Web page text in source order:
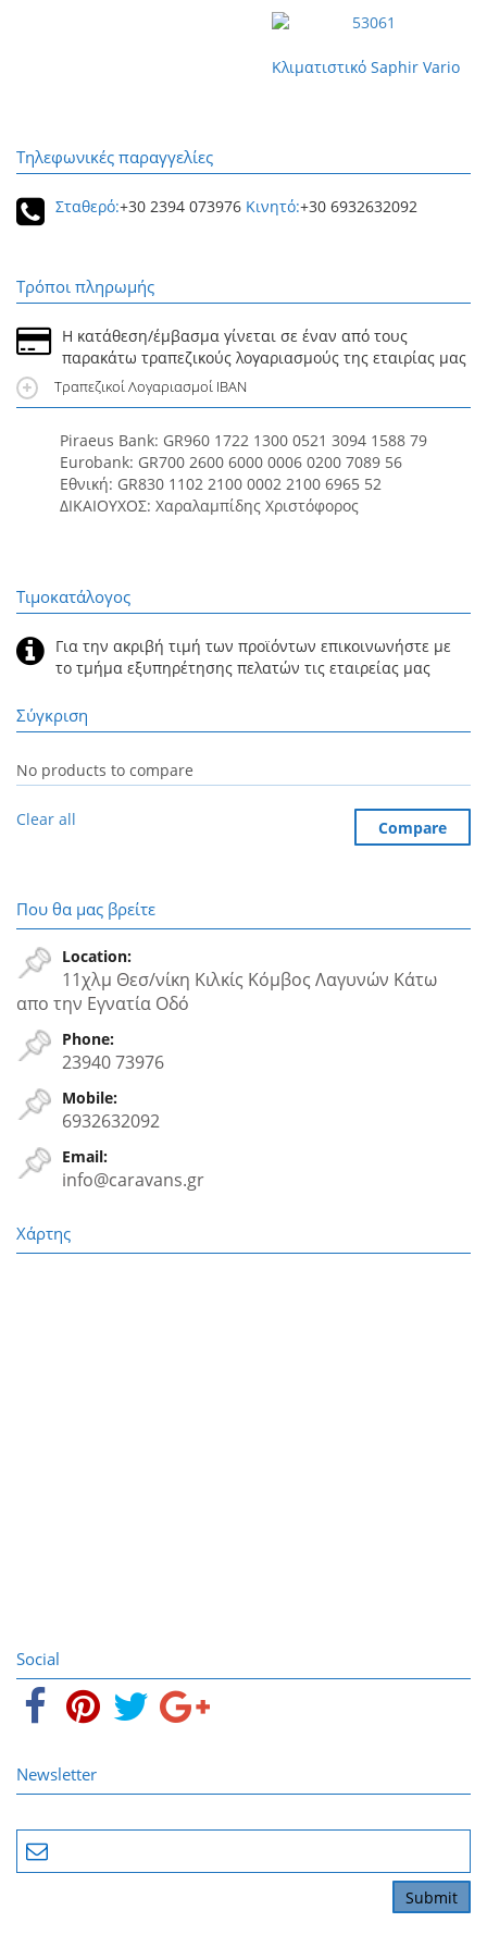
Κλιματιστικό Saphir Vario
Τηλεφωνικές παραγγελίες
Σταθερό:+30 2394 073976 Κινητό:+30 6932632092
Τρόποι πληρωμής
Η κατάθεση/έμβασμα γίνεται σε έναν από τους
παρακάτω τραπεζικούς λογαριασμούς της εταιρίας μας
Τραπεζικοί Λογαριασμοί IBAN
Piraeus Bank: GR960 1722 1300 0521 3094 1588 79
Eurobank: GR700 2600 6000 0006 0200 7089 56
Εθνική: GR830 1102 2100 0002 2100 6965 52
ΔΙΚΑΙΟΥΧΟΣ: Χαραλαμπίδης Χριστόφορος
Τιμοκατάλογος
Για την ακριβή τιμή των προϊόντων επικοινωνήστε με
το τμήμα εξυπηρέτησης πελατών τις εταιρείας μας
Σύγκριση
No products to compare
Clear all Compare
Που θα μας βρείτε
Location:
11χλμ Θεσ/νίκη Κιλκίς Κόμβος Λαγυνών Κάτω
απο την Εγνατία Oδό
Phone:
23940 73976
Mobile:
6932632092
Email:
info@caravans.gr
Χάρτης
Social
Newsletter